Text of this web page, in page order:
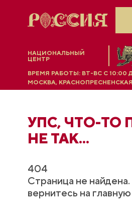
НАЦИОНАЛЬНЫЙ
ЦЕНТР
ВРЕМЯ РАБОТЫ: ВТ-ВС C 10:00
МОСКВА, КРАСНОПРЕСНЕНСКАЯ
УПС, ЧТO-
НЕ ТАК...
404
Страница не
вернитесь на